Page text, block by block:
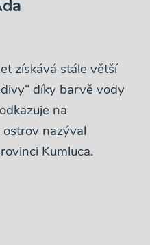
získává stále větší
díky barvě vody
na
nazýval
Kumluca.